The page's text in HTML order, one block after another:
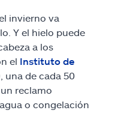
invierno va
Y el hielo puede
a los
el Instituto de
una de cada 50
reclamo
o congelación